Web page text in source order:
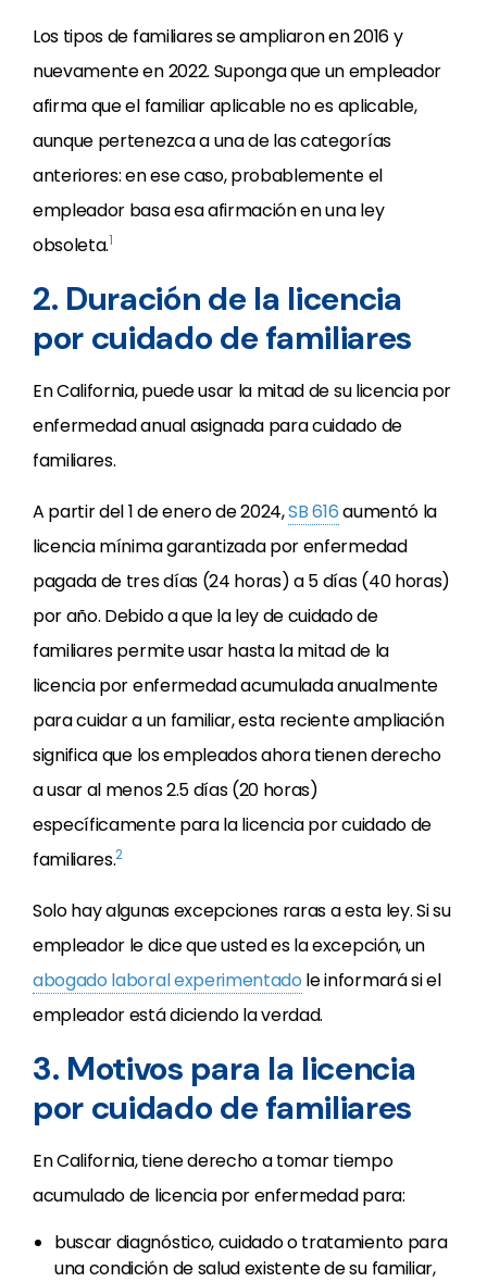
Los tipos de familiares se ampliaron en 2016 y
nuevamente en 2022. Suponga que un empleador
afirma que el familiar aplicable no es aplicable,
aunque pertenezca a una de las categorías
anteriores: en ese caso, probablemente el
empleador basa esa afirmación en una ley
obsoleta.1
2. Duración de la licencia
por cuidado de familiares
En California, puede usar la mitad de su licencia por
enfermedad anual asignada para cuidado de
familiares.
A partir del 1 de enero de 2024,SB 616aumentó la
licencia mínima garantizada por enfermedad
pagada de tres días (24 horas) a 5 días (40 horas)
por año. Debido a que la ley de cuidado de
familiares permite usar hasta la mitad de la
licencia por enfermedad acumulada anualmente
para cuidar a un familiar, esta reciente ampliación
significa que los empleados ahora tienen derecho
a usar al menos 2.5 días (20 horas)
específicamente para la licencia por cuidado de
familiares.2
Solo hay algunas excepciones raras a esta ley. Si su
empleador le dice que usted es la excepción, un
abogado laboral experimentado le informará si el
empleador está diciendo la verdad.
3. Motivos para la licencia
por cuidado de familiares
En California, tiene derecho a tomar tiempo
acumulado de licencia por enfermedad para:
buscar diagnóstico, cuidado o tratamiento para
una condición de salud existente de su familiar,